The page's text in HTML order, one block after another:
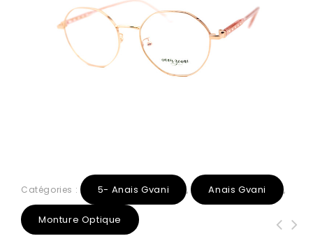
Catégories : 5- Anais Gvani , Anais Gvani ,
Monture Optique